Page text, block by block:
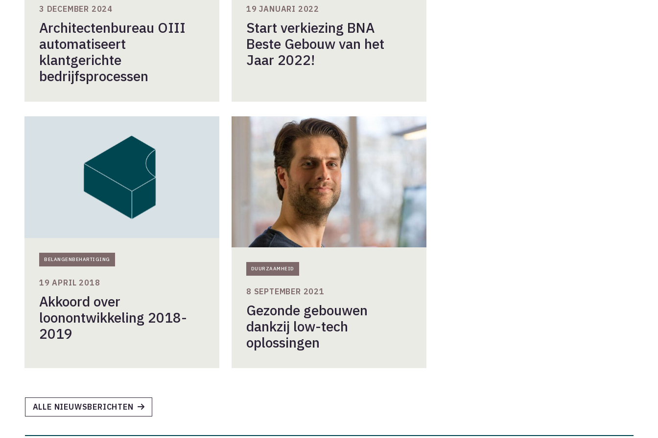
Architectenbureau OIII
automatiseert
klantgerichte
bedrijfsprocessen
3 DECEMBER 2024
Start verkiezing BNA
Beste Gebouw van het
Jaar 2022!
19 JANUARI 2022
BELANGENBEHARTIGING
Akkoord over
loonontwikkeling 2018-
2019
19 APRIL 2018
DUURZAAMHEID
Gezonde
gebouwen
oplossingen
Gezonde gebouwen
dankzij low-tech
oplossingen
8 SEPTEMBER 2021
ALLE NIEUWSBERICHTEN